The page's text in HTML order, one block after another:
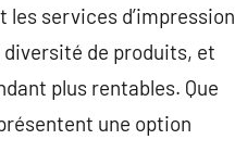
services d’impression
de produits, et
plus rentables. Que
une option